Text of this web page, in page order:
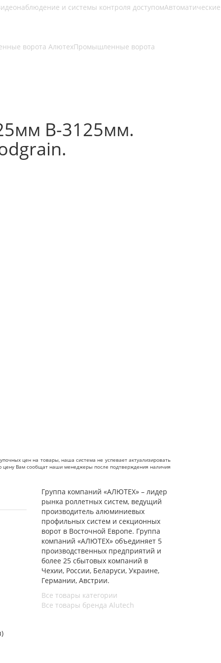
и системы контроля доступомАвтоматические
ворота АлютехПромышленные ворота
В-3125мм.
цен на товары, наша система не успевает актуализировать
Вам сообщат наши менеджеры после подтверждения наличия
Группа компаний «АЛЮТЕХ» – лидер
рынка роллетных систем, ведущий
производитель алюминиевых
профильных систем и секционных
ворот в Восточной Европе. Группа
компаний «АЛЮТЕХ» объединяет 5
производственных предприятий и
более 25 сбытовых компаний в
Чехии, России, Беларуси, Украине,
Германии, Австрии.
Все товары категории
Все товары бренда Alutech